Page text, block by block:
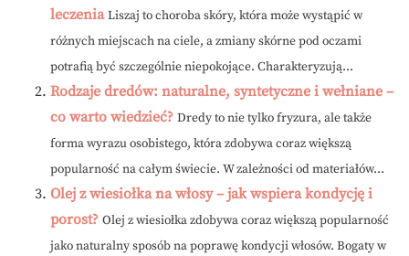
leczenia Liszaj to choroba skóry, która może wystąpić w
różnych miejscach na ciele, a zmiany skórne pod oczami
potrafią być szczególnie niepokojące. Charakteryzują...
Rodzaje dredów: naturalne, syntetyczne i wełniane –
co warto wiedzieć? Dredy to nie tylko fryzura, ale także
forma wyrazu osobistego, która zdobywa coraz większą
popularność na całym świecie. W zależności od materiałów...
Olej z wiesiołka na włosy – jak wspiera kondycję i
porost? Olej z wiesiołka zdobywa coraz większą popularność
jako naturalny sposób na poprawę kondycji włosów. Bogaty w